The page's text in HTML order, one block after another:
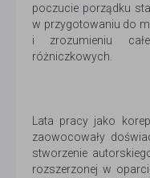
poczucie porządku
w przygotowaniu do
i zrozumieniu
różniczkowych.
Lata pracy jako
zaowocowały
stworzenie
rozszerzonej w